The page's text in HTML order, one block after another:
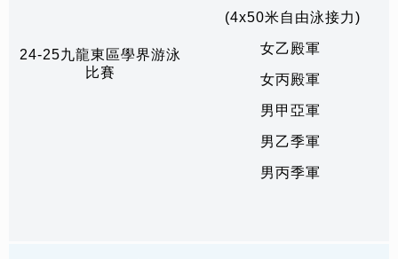
24-25九龍東區學界游泳
比賽
(4x50米自由泳接力)
女乙殿軍
女丙殿軍
男甲亞軍
男乙季軍
男丙季軍